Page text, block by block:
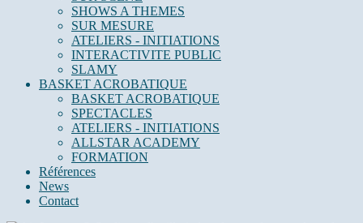
SHOWS A THEMES
SUR MESURE
ATELIERS - INITIATIONS
INTERACTIVITE PUBLIC
SLAMY
BASKET ACROBATIQUE
BASKET ACROBATIQUE
SPECTACLES
ATELIERS - INITIATIONS
ALLSTAR ACADEMY
FORMATION
Références
News
Contact